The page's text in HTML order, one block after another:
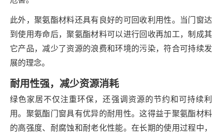
此外，聚氨酯材料还具有良好的可回收利用性。当门窗达
到使用寿命后，聚氨酯材料可以进行回收再加工，制成其
它产品，减少了资源的浪费和环境的污染，符合可持续发
展的理念。
耐用性强，减少资源消耗
绿色家居不仅注重环保，还强调资源的节约和可持续利
用。聚氨酯门窗具有优异的耐用性。这得益于聚氨酯材料
的高强度、耐腐蚀和耐老化性能。在长期的使用过程中，